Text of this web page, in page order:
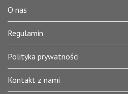
O nas
Regulamin
Polityka prywatności
Kontakt z nami